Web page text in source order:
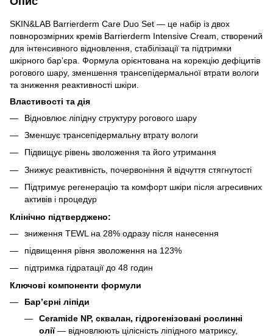
SKIN&LAB Barrierderm Care Duo Set — це набір із двох
повнорозмірних кремів Barrierderm Intensive Cream, створений
для інтенсивного відновлення, стабілізації та підтримки
шкірного барʼєра. Формула орієнтована на корекцію дефіцитів
рогового шару, зменшення трансепідермальної втрати вологи
та зниження реактивності шкіри.
Властивості та дія
Відновлює ліпідну структуру рогового шару
Зменшує трансепідермальну втрату вологи
Підвищує рівень зволоження та його утримання
Знижує реактивність, почервоніння й відчуття стягнутості
Підтримує регенерацію та комфорт шкіри після агресивних
активів і процедур
Клінічно підтверджено:
зниження TEWL на 28% одразу після нанесення
підвищення рівня зволоження на 123%
підтримка гідратації до 48 годин
Ключові компоненти формули
Барʼєрні ліпіди
Ceramide NP, сквалан, гідрогенізовані рослинні
олії— відновлюють цілісність ліпідного матриксу,